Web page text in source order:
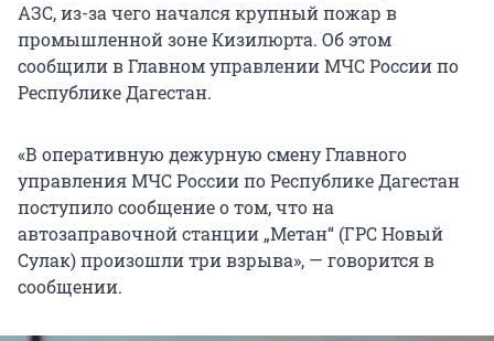
АЗС, из-за чего начался крупный пожар в
промышленной зоне Кизилюрта. Об этом
сообщили в Главном управлении МЧС России по
Республике Дагестан.
«В оперативную дежурную смену Главного
управления МЧС России по Республике Дагестан
поступило сообщение о том, что на
автозаправочной станции „Метан“ (ГРС Новый
Сулак) произошли три взрыва», — говорится в
сообщении.